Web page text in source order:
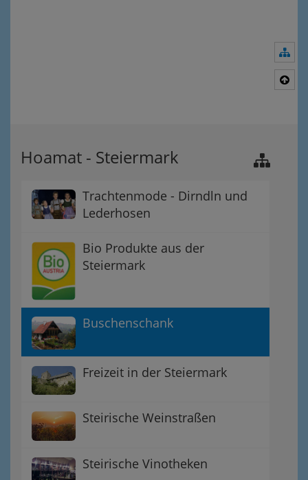
Hoamat - Steiermark
Trachtenmode - Dirndln und
Lederhosen
Bio Produkte aus der
Steiermark
Buschenschank
Freizeit in der Steiermark
Steirische Weinstraßen
Steirische Vinotheken